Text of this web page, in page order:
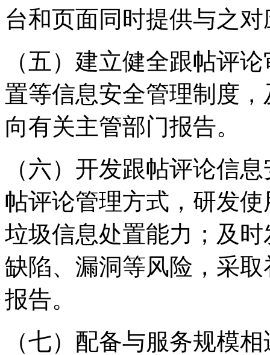
台和页面同时提供与之
（五）建立健全跟帖评
置等信息安全管理制度
向有关主管部门报告。
（六）开发跟帖评论信
帖评论管理方式，研发
垃圾信息处置能力；及
缺陷、漏洞等风险，采
报告。
（七）配备与服务规模